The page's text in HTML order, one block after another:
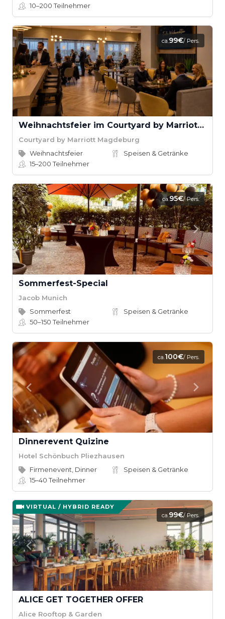
10–200Teilnehmer
ca.99€/ Pers.
Weihnachtsfeier im Courtyard by Marriott Magdeburg
Courtyard by Marriott Magdeburg
Weihnachtsfeier
Speisen & Getränke
15–200Teilnehmer
ca.95€/ Pers.
Sommerfest-Special
Jacob Munich
Sommerfest
Speisen & Getränke
50–150Teilnehmer
ca.100€/ Pers.
Dinnerevent Quizine
Hotel Schönbuch Pliezhausen
Firmenevent, Dinner
Speisen & Getränke
15–40Teilnehmer
VIRTUAL / HYBRID READY
ca.99€/ Pers.
ALICE GET TOGETHER OFFER
Alice Rooftop & Garden